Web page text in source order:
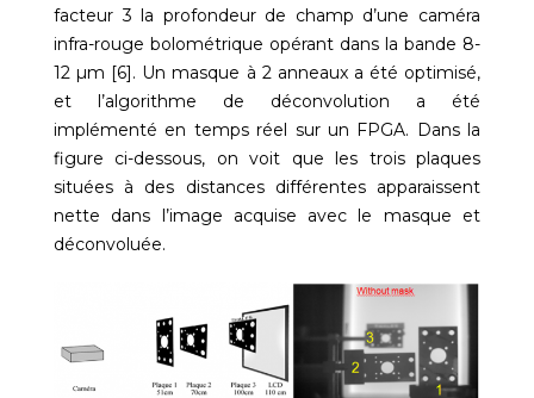
facteur 3 la profondeur de champ d’une caméra
infra-rouge bolométrique opérant dans la bande 8-
12 µm [6]. Un masque à 2 anneaux a été optimisé,
et l’algorithme de déconvolution a été
implémenté en temps réel sur un FPGA. Dans la
figure ci-dessous, on voit que les trois plaques
situées à des distances différentes apparaissent
nette dans l’image acquise avec le masque et
déconvoluée.